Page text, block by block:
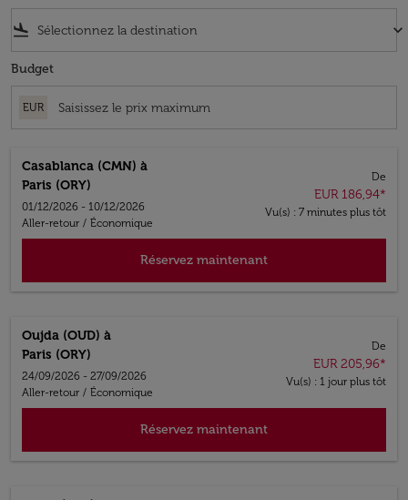
flight_land keyboard_arrow_down
Budget
EUR
Casablanca (CMN) à
Paris (ORY)
01/12/2026 - 10/12/2026
Aller-retour / Économique
De
EUR 186,94*
Vu(s) : 7 minutes plus tôt
Réservez maintenant
Oujda (OUD) à
Paris (ORY)
24/09/2026 - 27/09/2026
Aller-retour / Économique
De
EUR 205,96*
Vu(s) : 1 jour plus tôt
Réservez maintenant